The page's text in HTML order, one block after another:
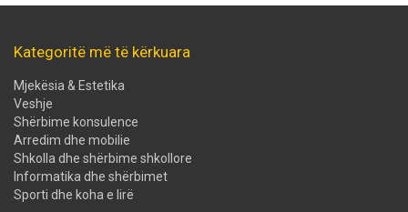
Kategoritë më të kërkuara
Mjekësia & Estetika
Veshje
Shërbime konsulence
Arredim dhe mobilie
Shkolla dhe shërbime shkollore
Informatika dhe shërbimet
Sporti dhe koha e lirë